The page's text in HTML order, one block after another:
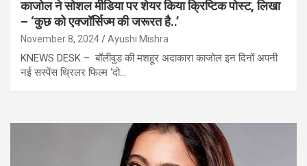
काजोल ने सोशल मीडिया पर शेयर किया क्रिप्टिक पोस्ट, लिखा
– ‘कुछ को एक्जॉर्सिज्म की जरूरत है..’
November 8, 2024 Ayushi Mishra
KNEWS DESK – बॉलीवुड की मशहूर अदाकारा काजोल इन दिनों अपनी
नई सस्पेंस थ्रिलर फिल्म ‘दो…